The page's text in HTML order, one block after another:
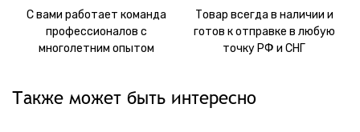
С вами работает команда
профессионалов с
многолетним опытом
Товар всегда в наличии и
готов к отправке в любую
точку РФ и СНГ
Также может быть интересно